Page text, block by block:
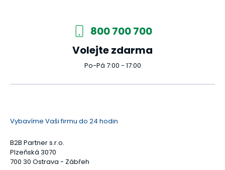
800 700 700
Volejte zdarma
Po-Pá 7:00 - 17:00
Vybavíme Vaši firmu do 24 hodin
B2B Partner s.r.o.
Plzeňská 3070
700 30 Ostrava - Zábřeh